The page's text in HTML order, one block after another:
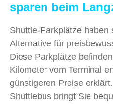
sparen beim
Shuttle-Parkplätze haben
Alternative für
Diese Parkplätze
Kilometer vom Terminal
günstigeren Preise
Shuttlebus bringt Sie